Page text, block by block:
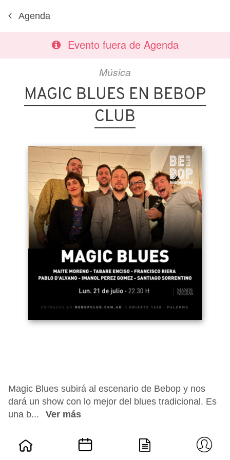
Agenda
Evento fuera de Agenda
Música
MAGIC BLUES EN BEBOP
CLUB
Magic Blues subirá al escenario de Bebop y nos
dará un show con lo mejor del blues tradicional. Es
una b...
Ver más